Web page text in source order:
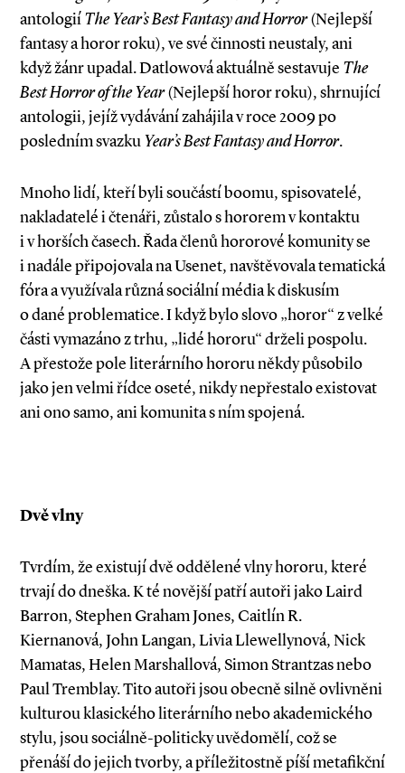
antologiíThe Year’s Best Fantasy and Horror(Nejlepší
fantasy a horor roku), ve své činnosti neustaly, ani
když žánr upadal. Datlowová aktuálně sestavuje The
Best Horror of the Year(Nejlepší horor roku), shrnující
antologii, jejíž vydávání zahájila v roce 2009 po
posledním svazkuYear’s Best Fantasy and Horror.
Mnoho lidí, kteří byli součástí boomu, spisovatelé,
nakladatelé i čtenáři, zůstalo s hororem v kontaktu
i v horších časech. Řada členů hororové komunity se
i nadále připojovala na Usenet, navštěvovala tematická
fóra a využívala různá sociální média k diskusím
o dané problematice. I když bylo slovo „horor“ z velké
části vymazáno z trhu, „lidé hororu“ drželi pospolu.
A přestože pole literárního hororu někdy působilo
jako jen velmi řídce oseté, nikdy nepřestalo existovat
ani ono samo, ani komunita s ním spojená.
Dvě vlny
Tvrdím, že existují dvě oddělené vlny hororu, které
trvají do dneška. K té novější patří autoři jako Laird
Barron, Stephen Graham Jones, Caitlín R.
Kiernanová, John Langan, Livia Llewellynová, Nick
Mamatas, Helen Mars­hallová, Simon Strantzas nebo
Paul Tremblay. Tito autoři jsou obecně silně ovlivněni
kulturou klasického literárního nebo akademického
stylu, jsou sociálně­-politicky uvědomělí, což se
přenáší do jejich tvorby, a příležitostně píší metafikční